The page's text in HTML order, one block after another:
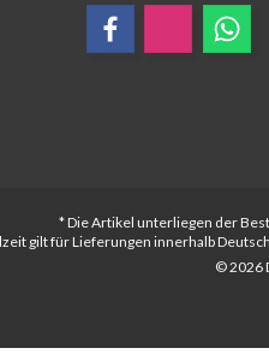
* Die Artikel unterliegen der
gilt für Lieferungen innerhalb
© 2026